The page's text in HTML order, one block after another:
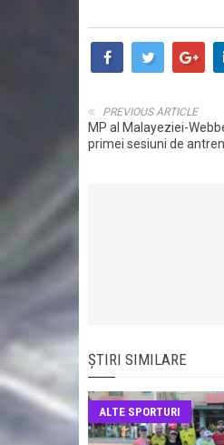
PREVIOUS ARTICLE
MP al Malayeziei-
primei sesiuni de
ȘTIRI SIMILARE
ALTE SPORTURI